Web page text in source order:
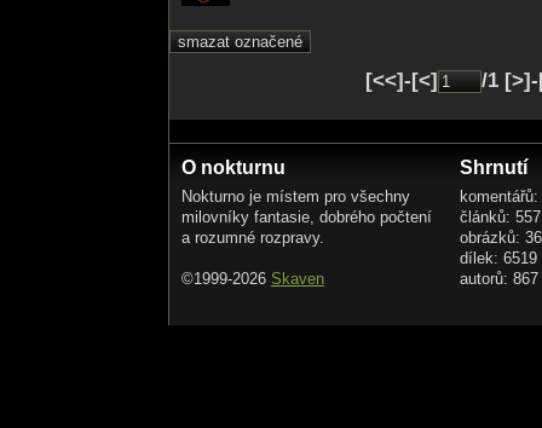
[<<]-[<] /1
O nokturnu
Nokturno je místem pro všechny
milovníky fantasie, dobrého počtení
a rozumné rozpravy.
©1999-2026 Skaven
Shrnutí
článků: 557
obrázků:
dílek: 6519
autorů: 867